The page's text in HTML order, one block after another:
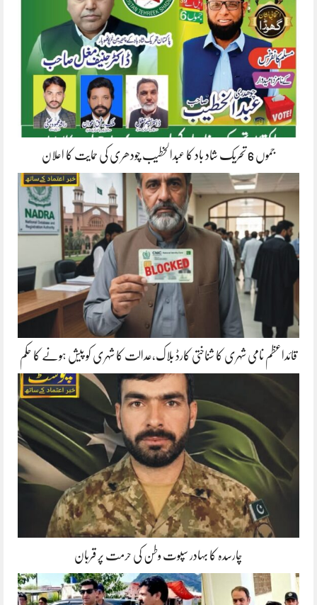
جموں 6 تحریک شاد باد کا عبدالخطیب چودھری کی حمایت کا اعلان
قائداعظم نامی شہری کا شناختی کارڈ بلاک،عدالت کا شہری کو پیش ہونے کا حکم
چارسدہ کا بہادر سپوت وطن کی حرمت پر قربان